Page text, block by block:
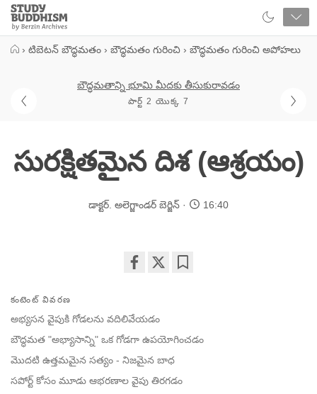
Close
Study
Buddhism
› టిబెటన్ బౌద్ధమతం › బౌద్ధమతం గురించి › బౌద్ధమతం గురించి అపోహలు
బౌద్ధమతాన్ని భూమి మీదకు తీసుకురావడం
పార్ట్ 2 యొక్క 7
సురక్షితమైన దిశ (ఆశ్రయం)
డాక్టర్. అలెగ్జాండర్ బెర్జిన్ 16:40
facebook
కంటెంట్ వివరణ
అభ్యసన వైపుకి గోడలను వదిలివేయడం
బౌద్ధమత "అభ్యాసాన్ని" ఒక గోడగా ఉపయోగించడం
మొదటి ఉత్తమమైన సత్యం - నిజమైన బాధ
సపోర్ట్ కోసం మూడు ఆభరణాల వైపు తిరగడం